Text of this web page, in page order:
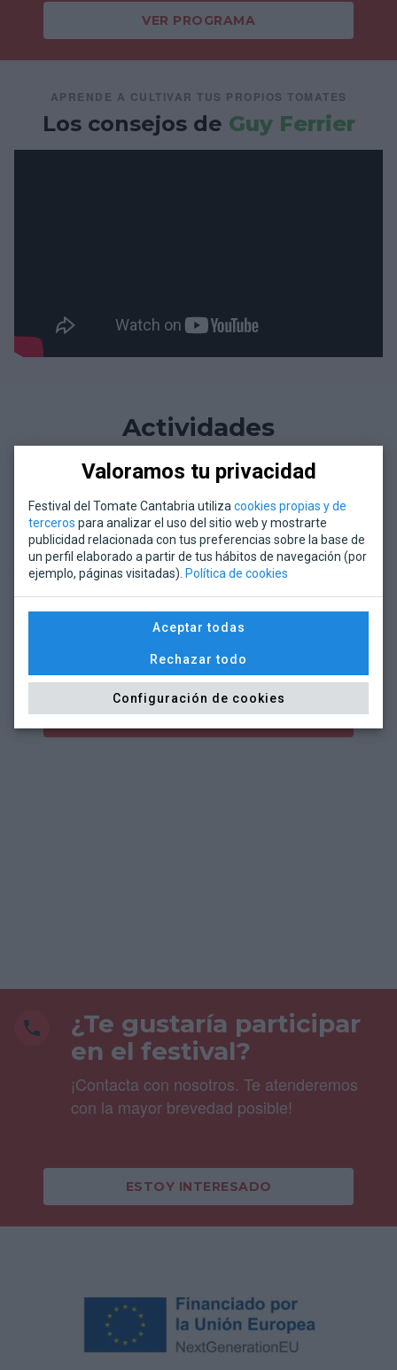
VER PROGRAMA
APRENDE A CULTIVAR TUS PROPIOS TOMATES
Los consejos de Guy Ferrier
Actividades
Reparto de 104 macetas de
madera
En los centros educativos del ayuntamiento de
Torrelavega.
SABER MÁS
¿Te gustaría participar
en el festival?
¡Contacta con nosotros. Te atenderemos
con la mayor brevedad posible!
ESTOY INTERESADO
Valoramos tu privacidad
Festival del Tomate Cantabria utiliza cookies propias y de
terceros para analizar el uso del sitio web y mostrarte
publicidad relacionada con tus preferencias sobre la base de
un perfil elaborado a partir de tus hábitos de navegación (por
ejemplo, páginas visitadas). Política de cookies
Aceptar todas
Rechazar todo
Configuración de cookies